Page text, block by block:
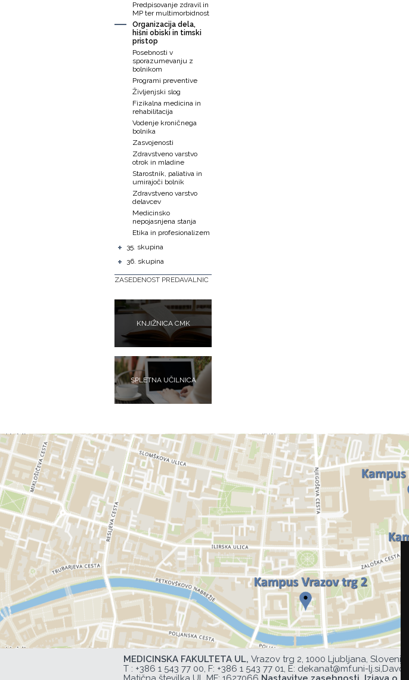
Predpisovanje zdravil in
MP ter multimorbidnost
Organizacija dela,
hišni obiski in timski
pristop
Posebnosti v
sporazumevanju z
bolnikom
Programi preventive
Življenjski slog
Fizikalna medicina in
rehabilitacija
Vodenje kroničnega
bolnika
Zasvojenosti
Zdravstveno varstvo
otrok in mladine
Starostnik, paliativa in
umirajoči bolnik
Zdravstveno varstvo
delavcev
Medicinsko
nepojasnjena stanja
Etika in profesionalizem
+ 35. skupina
+ 36. skupina
ZASEDENOST PREDAVALNIC
KNJIŽNICA CMK
SPLETNA UČILNICA
MEDICINSKA FAKULTETA UL, Vrazov trg 2, 1000 Ljubljana, Slovenija,
T : +386 1 543 77 00, F: +386 1 543 77 01, E: dekanat@mf.uni-lj.si,